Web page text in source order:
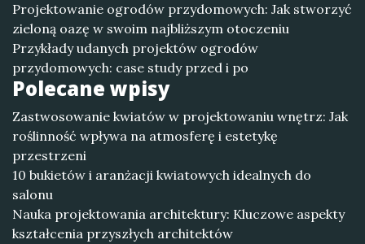
Projektowanie ogrodów przydomowych: Jak stworzyć
zieloną oazę w swoim najbliższym otoczeniu
Przykłady udanych projektów ogrodów
przydomowych: case study przed i po
Polecane wpisy
Zastwosowanie kwiatów w projektowaniu wnętrz: Jak
roślinność wpływa na atmosferę i estetykę
przestrzeni
10 bukietów i aranżacji kwiatowych idealnych do
salonu
Nauka projektowania architektury: Kluczowe aspekty
kształcenia przyszłych architektów